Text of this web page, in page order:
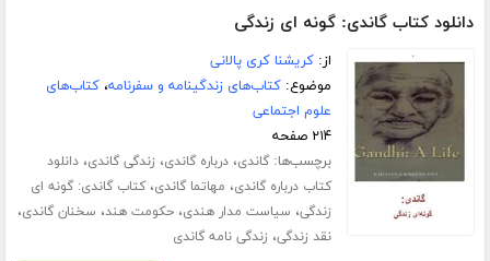
دانلود کتاب گاندی: گونه ای زندگی
از:کریشنا کری پالانی
موضوع:کتاب‌های زندگینامه و سفرنامه،کتاب‌های
علوم اجتماعی
۲۱۴ صفحه
برچسب‌ها:گاندی،درباره گاندی، زندگی گاندی،دانلود
کتاب درباره گاندی، مهاتما گاندی،کتاب گاندی: گونه ای
زندگی، سیاست مدار هندی،حکومت هند، سخنان گاندی،
نقد زندگی، زندگی نامه گاندی